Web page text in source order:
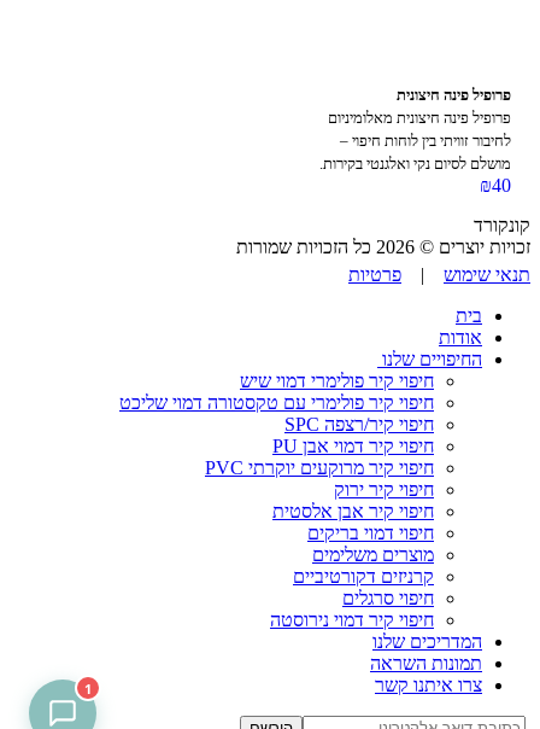
פרופיל פינה חיצונית
פרופיל פינה חיצונית מאלומיניום
לחיבור זוויתי בין לוחות חיפוי –
מושלם לסיום נקי ואלגנטי בקירות.
₪40
קונקורד
זכויות יוצרים © 2026 כל הזכויות שמורות
תנאי שימוש | פרטיות
בית
אודות
החיפויים שלנו
חיפוי קיר פולימרי דמוי שיש
חיפוי קיר פולימרי עם טקסטורה דמוי שליכט
חיפוי קיר/רצפה SPC
חיפוי קיר דמוי אבן PU
חיפוי קיר מרוקעים יוקרתי PVC
חיפוי קיר ירוק
חיפוי קיר אבן אלסטית
חיפוי דמוי בריקים
מוצרים משלימים
קרניזים דקורטיביים
חיפוי סרגלים
חיפוי קיר דמוי נירוסטה
המדריכים שלנו
תמונות השראה
צרו איתנו קשר
1
קונקורד — יועץ חיפויים